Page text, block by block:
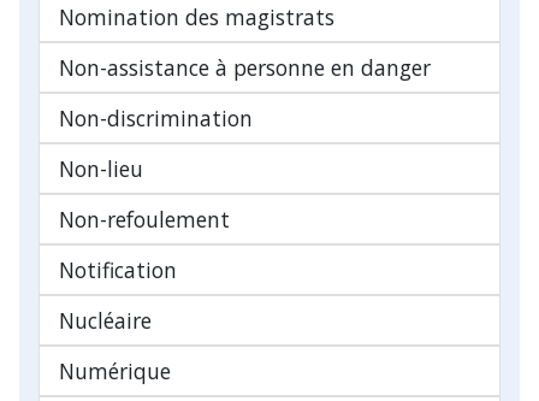
Nomination des magistrats
Non-assistance à personne en danger
Non-discrimination
Non-lieu
Non-refoulement
Notification
Nucléaire
Numérique